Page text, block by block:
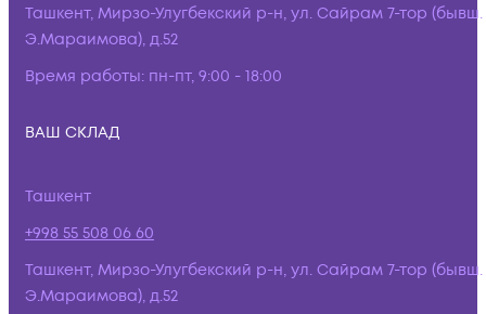
Ташкент, Мирзо-Улугбекский р-н, ул. Сайрам 7-тор (бывш.
Э.Мараимова), д.52
Время работы: пн-пт, 9:00 - 18:00
ВАШ СКЛАД
Ташкент
+998 55 508 06 60
Ташкент, Мирзо-Улугбекский р-н, ул. Сайрам 7-тор (бывш.
Э.Мараимова), д.52